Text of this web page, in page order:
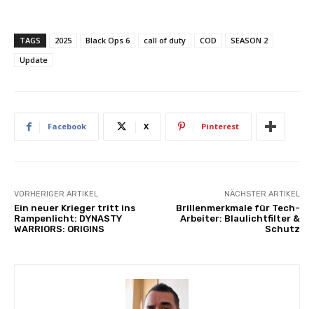
TAGS 2025 Black Ops 6 call of duty COD
SEASON 2
Update
Facebook X Pinterest
VORHERIGER ARTIKEL
Ein neuer Krieger tritt ins
Rampenlicht: DYNASTY
WARRIORS: ORIGINS
NÄCHSTER ARTIKEL
Brillenmerkmale für Tech-
Arbeiter: Blaulichtfilter &
Schutz